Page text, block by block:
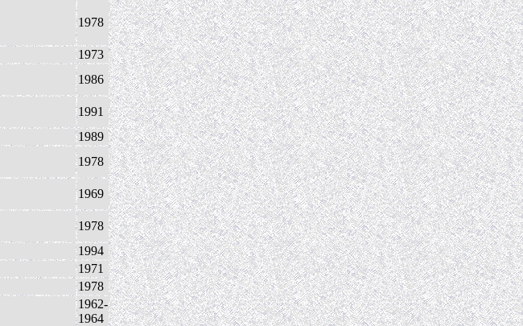
1978
1973
1986
1991
1989
1978
1969
1978
1994
1971
1978
1962-
1964